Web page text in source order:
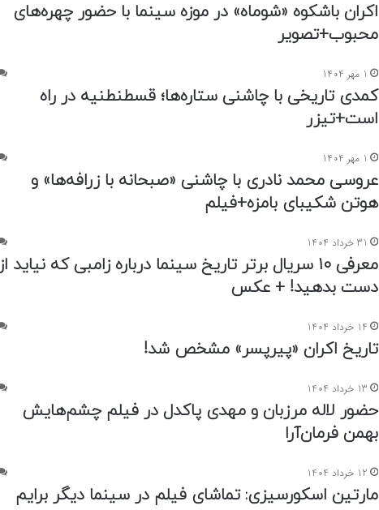
اکران باشکوه «شوماه» در موزه سینما با حضور چهره‌های
محبوب+تصویر
1 مهر 1404
کمدی تاریخی با چاشنی ستاره‌ها؛ قسطنطنیه در راه
است+تیزر
1 مهر 1404
عروسی محمد نادری با چاشنی «صبحانه با زرافه‌ها» و
هوتن شکیبای بامزه+فیلم
31 خرداد 1404
معرفی ۱۰ سریال برتر تاریخ سینما درباره زامبی که نیاید از
دست بدهید! + عکس
14 خرداد 1404
تاریخ اکران «پیرپسر» مشخص شد!
13 خرداد 1404
حضور لاله مرزبان و مهدی پاکدل در فیلم چشم‌هایش
بهمن فرمان‌آرا
12 خرداد 1404
مارتین اسکورسیزی: تماشای فیلم در سینما دیگر برایم